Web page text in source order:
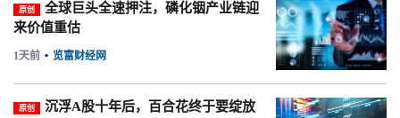
原创
全球巨头全速押注，磷化铟产业链迎
来价值重估
1天前 • 览富财经网
原创
沉浮A股十年后，百合花终于要绽放